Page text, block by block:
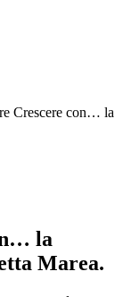
Crescere con… la
la
Marea.